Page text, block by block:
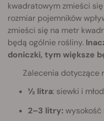
kwadratowym zmieści
rozmiar pojemników
zmieści się na metr
będą ogólnie rośliny.
doniczki, tym większe
Zalecenia dotyczące
½ litra: siewki i
2–3 litry: wysokość